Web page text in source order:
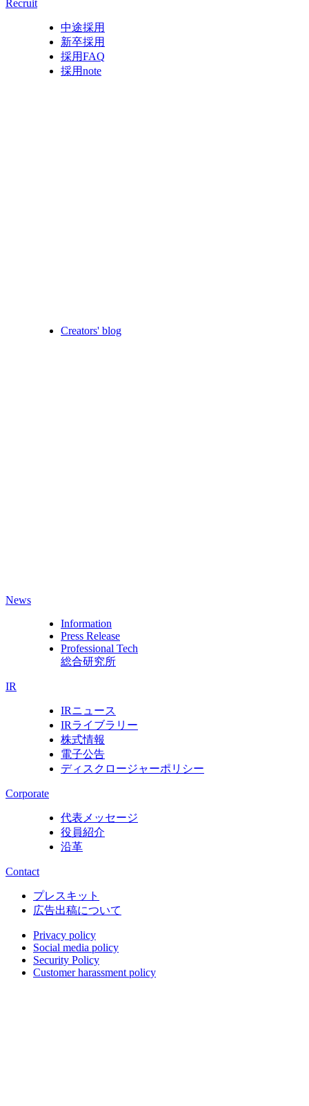
Recruit
中途採用
新卒採用
採用FAQ
採用note
Creators' blog
News
Information
Press Release
Professional Tech
総合研究所
IR
IRニュース
IRライブラリー
株式情報
電子公告
ディスクロージャーポリシー
Corporate
代表メッセージ
役員紹介
沿革
Contact
プレスキット
広告出稿について
Privacy policy
Social media policy
Security Policy
Customer harassment policy